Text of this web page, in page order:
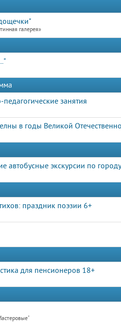
галерея»
занятия
в годы Великой
автобусные экскурсии по городу
праздник поэзии 6+
для пенсионеров 18+